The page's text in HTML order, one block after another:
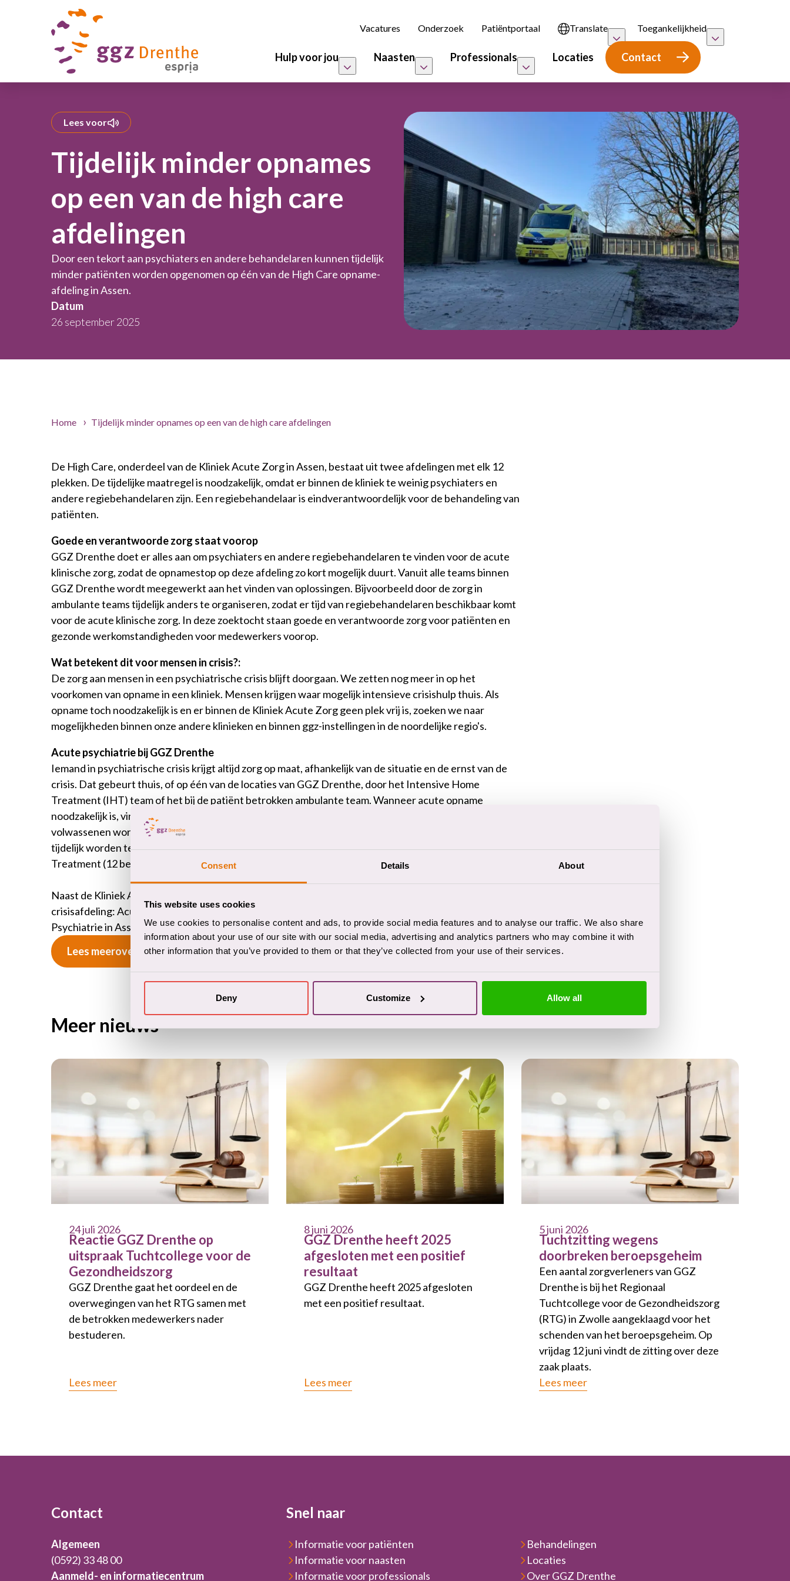
Consent Details About
This website uses cookies
We use cookies to personalise content and ads, to provide social media features and to analyse our traffic. We also share
information about your use of our site with our social media, advertising and analytics partners who may combine it with
other information that you’ve provided to them or that they’ve collected from your use of their services.
Deny Customize Allow all
Vacatures Onderzoek Patiëntportaal Translate Toegankelijkheid
Hulp voor jou Naasten Professionals Locaties Contact
Lees voor
Tijdelijk minder opnames
op een van de high care
afdelingen
Door een tekort aan psychiaters en andere behandelaren kunnen tijdelijk
minder patiënten worden opgenomen op één van de High Care opname-
afdeling in Assen.
Datum
26 september 2025
Home Tijdelijk minder opnames op een van de high care afdelingen
De High Care, onderdeel van de Kliniek Acute Zorg in Assen, bestaat uit twee afdelingen met elk 12
plekken. De tijdelijke maatregel is noodzakelijk, omdat er binnen de kliniek te weinig psychiaters en
andere regiebehandelaren zijn. Een regiebehandelaar is eindverantwoordelijk voor de behandeling van
patiënten.
Goede en verantwoorde zorg staat voorop
GGZ Drenthe doet er alles aan om psychiaters en andere regiebehandelaren te vinden voor de acute
klinische zorg, zodat de opnamestop op deze afdeling zo kort mogelijk duurt. Vanuit alle teams binnen
GGZ Drenthe wordt meegewerkt aan het vinden van oplossingen. Bijvoorbeeld door de zorg in
ambulante teams tijdelijk anders te organiseren, zodat er tijd van regiebehandelaren beschikbaar komt
voor de acute klinische zorg. In deze zoektocht staan goede en verantwoorde zorg voor patiënten en
gezonde werkomstandigheden voor medewerkers voorop.
Wat betekent dit voor mensen in crisis?:
De zorg aan mensen in een psychiatrische crisis blijft doorgaan. We zetten nog meer in op het
voorkomen van opname in een kliniek. Mensen krijgen waar mogelijk intensieve crisishulp thuis. Als
opname toch noodzakelijk is en er binnen de Kliniek Acute Zorg geen plek vrij is, zoeken we naar
mogelijkheden binnen onze andere klinieken en binnen ggz-instellingen in de noordelijke regio's.
Acute psychiatrie bij GGZ Drenthe
Iemand in psychiatrische crisis krijgt altijd zorg op maat, afhankelijk van de situatie en de ernst van de
crisis. Dat gebeurt thuis, of op één van de locaties van GGZ Drenthe, door het Intensive Home
Treatment (IHT) team of het bij de patiënt betrokken ambulante team. Wanneer acute opname
noodzakelijk is, vindt deze meestal plaats in de Kliniek Acute Zorg in Assen, waar voornamelijk
volwassenen worden opgenomen. De kliniek bestaat uit twee High Care afdelingen (24 bedden, die nu
tijdelijk worden teruggebracht tot 12 bedden), een Intensive Care (6 bedden) en een High Intensive
Treatment (12 bedden en dagbehandeling).
Naast de Kliniek Acute Zorg zijn er bij GGZ Drenthe verschillende andere klinieken met een
crisisafdeling: Acute Opname Ouderen in Hoogeveen, het Centrum Verstandelijke Beperking en
Psychiatrie in Assen en de Forensisch Psychiatrische Kliniek in Assen.
Lees meerover acute psychiatrie bij GGZ Drenthe.
Meer nieuws
Reactie GGZ Drenthe op
uitspraak Tuchtcollege voor de
Gezondheidszorg
24 juli 2026
GGZ Drenthe gaat het oordeel en de
overwegingen van het RTG samen met
de betrokken medewerkers nader
bestuderen.
Lees meer
GGZ Drenthe heeft 2025
afgesloten met een positief
resultaat
8 juni 2026
GGZ Drenthe heeft 2025 afgesloten
met een positief resultaat.
Lees meer
Tuchtzitting wegens
doorbreken beroepsgeheim
5 juni 2026
Een aantal zorgverleners van GGZ
Drenthe is bij het Regionaal
Tuchtcollege voor de Gezondheidszorg
(RTG) in Zwolle aangeklaagd voor het
schenden van het beroepsgeheim. Op
vrijdag 12 juni vindt de zitting over deze
zaak plaats.
Lees meer
Contact
Algemeen
(0592) 33 48 00
Aanmeld- en informatiecentrum
Snel naar
Informatie voor patiënten
Informatie voor naasten
Informatie voor professionals
Behandelingen
Locaties
Over GGZ Drenthe